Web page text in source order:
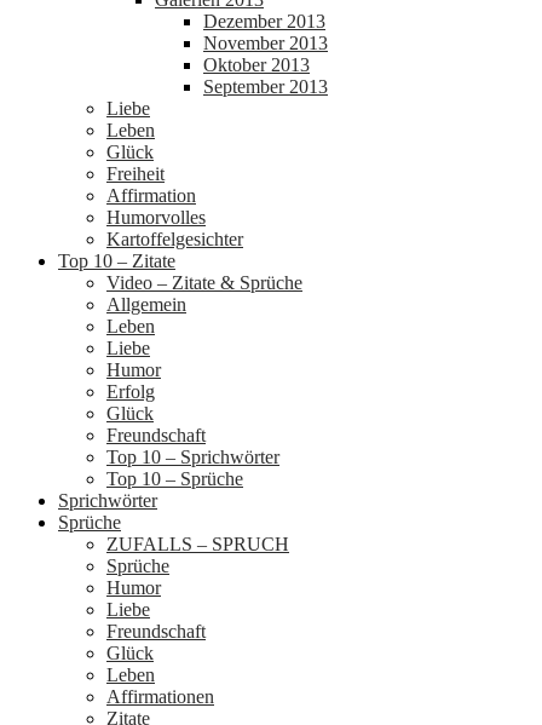
Dezember 2013
November 2013
Oktober 2013
September 2013
Liebe
Leben
Glück
Freiheit
Affirmation
Humorvolles
Kartoffelgesichter
Top 10 – Zitate
Video – Zitate & Sprüche
Allgemein
Leben
Liebe
Humor
Erfolg
Glück
Freundschaft
Top 10 – Sprichwörter
Top 10 – Sprüche
Sprichwörter
Sprüche
ZUFALLS – SPRUCH
Sprüche
Humor
Liebe
Freundschaft
Glück
Leben
Affirmationen
Zitate